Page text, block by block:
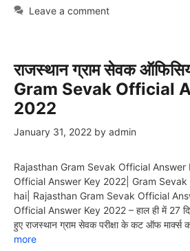
Leave a comment
राजस्थान ग्राम सेवक
Gram Sevak Official
2022
January 31, 2022 by admin
Rajasthan Gram Sevak Official
Official Answer Key 2022| Gram
hai| Rajasthan Gram Sevak Official
Official Answer Key 2022 – हाल ही में 27
हुए राजस्थान ग्राम सेवक परीक्षा के कट ऑफ मार्क्स
more